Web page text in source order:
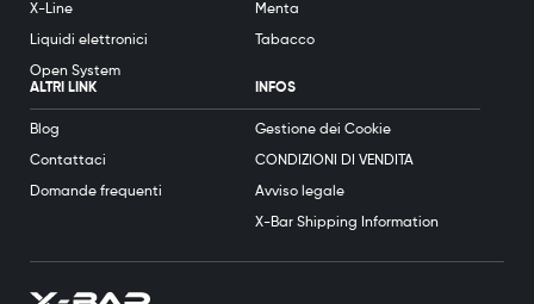
X-Line
Liquidi elettronici
Open System
Menta
Tabacco
ALTRI LINK
Blog
Contattaci
Domande frequenti
INFOS
Gestione dei Cookie
CONDIZIONI DI VENDITA
Avviso legale
X-Bar Shipping Information